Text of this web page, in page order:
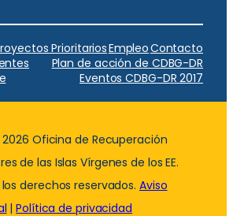
PrioritariosEmpleoContacto
Plan de acción de CDBG-DR
Eventos CDBG-DR 2017
Oficina de Recuperación
de las Islas Vírgenes de los EE.
los derechos reservados. Aviso
|Política de privacidad